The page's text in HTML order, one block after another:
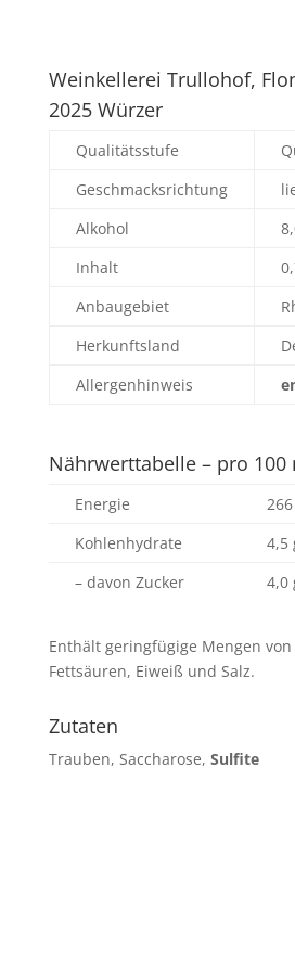
Weinkellerei Trullohof,
2025 Würzer
Qualitätsstufe
Geschmacksrichtung
Alkohol
Inhalt
Anbaugebiet
Herkunftsland
Allergenhinweis
Nährwerttabelle – pro 100
Energie
Kohlenhydrate
4,5
– davon Zucker
4,0
Enthält geringfügige Mengen
Fettsäuren, Eiweiß und Salz.
Zutaten
Trauben, Saccharose, Sulfite